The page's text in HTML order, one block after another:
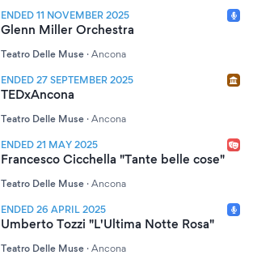
ENDED 11 NOVEMBER 2025
Glenn Miller Orchestra
Teatro Delle Muse · Ancona
ENDED 27 SEPTEMBER 2025
TEDxAncona
Teatro Delle Muse · Ancona
ENDED 21 MAY 2025
Francesco Cicchella "Tante belle cose"
Teatro Delle Muse · Ancona
ENDED 26 APRIL 2025
Umberto Tozzi "L'Ultima Notte Rosa"
Teatro Delle Muse · Ancona